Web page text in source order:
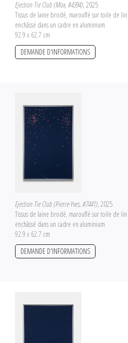
Ejection Tie Club (Max, #4394), 2025
Tissus de laine brodé, marouflé sur toile de
enchâssé dans un cadre en aluminium
92.9 x 62.7 cm
DEMANDE D'INFORMATIONS
Ejection Tie Club (Pierre-Yves, #7441), 2025
Tissus de laine brodé, marouflé sur toile de
enchâssé dans un cadre en aluminium
92.9 x 62.7 cm
DEMANDE D'INFORMATIONS